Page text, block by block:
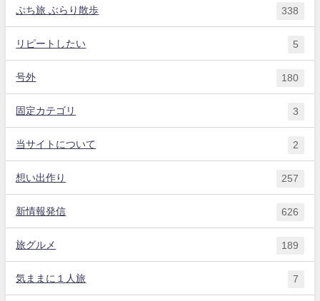
ぷち旅 ぶらり散歩 338
リピートしたい 5
号外 180
固定カテゴリ 3
当サイトについて 2
想い出作り 257
新情報発信 626
旅グルメ 189
気ままに１人旅 7